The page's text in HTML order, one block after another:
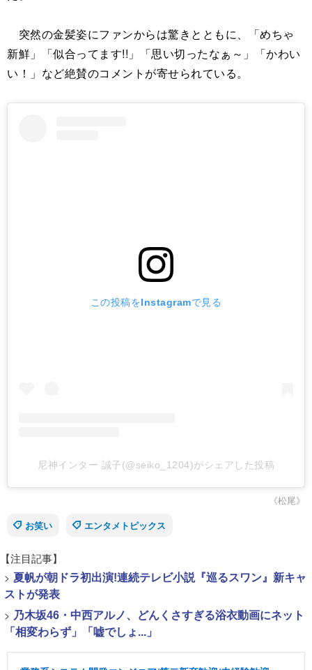
突然の金髪姿にファンからは驚きとともに、「めちゃ
新鮮」「似合ってます!!」「思い切ったなぁ～」「かわい
い！」など絶賛のコメントが寄せられている。
この投稿をInstagramで見る
尼神インター 誠子(@seiko_1204)がシェアした投稿
《松尾》
お笑い
エンタメトピックス
【注目記事】
> 夏帆が朝ドラ初出演!連続テレビ小説『巡るスワン』新キャ
ストが発表
> 乃木坂46・中西アルノ、どんくさすぎる浴衣動画にネット
「相変わらず」「嘘でしょ...」